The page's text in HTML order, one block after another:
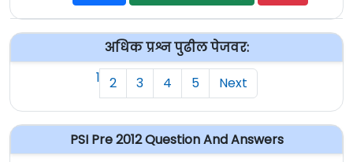
अधिक प्रश्न पुढील पेजवर:
1 2 3 4 5 Next
PSI Pre 2012 Question And Answers